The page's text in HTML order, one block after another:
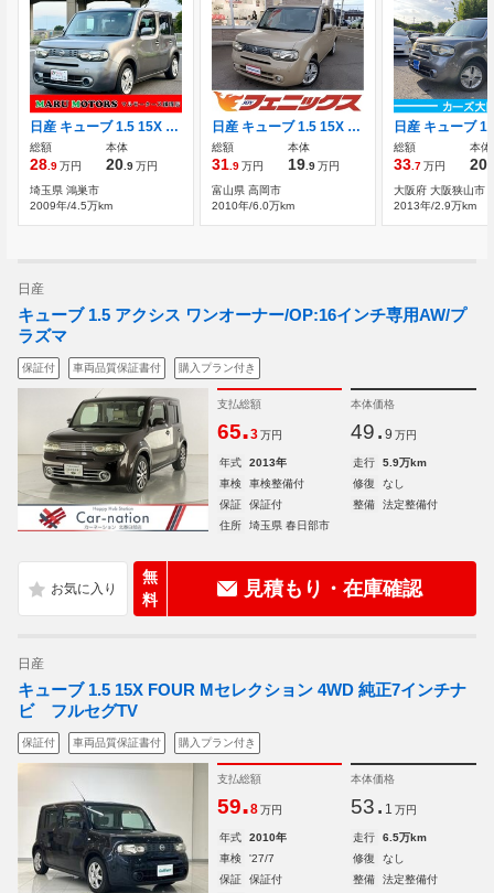
日産 キューブ 1.5 15X Mセレクション 格納ミラー インテリキー
総額
28.9万円
本体
20.9万円
埼玉県 鴻巣市
2009年/4.5万km
日産 キューブ 1.5 15X Vセレクション コーナソナー 純正HDDナビ フルセグTV
総額
31.9万円
本体
19.9万円
富山県 高岡市
2010年/6.0万km
日産 キューブ
総額
33.7万円
本体
20
大阪府 大阪狭山市
2013年/2.9万km
日産
キューブ 1.5 アクシス ワンオーナー/OP:16インチ専用AW/プ
ラズマ
保証付 車両品質保証書付 購入プラン付き
支払総額
65.3 万円
本体価格
49. 9 万円
年式 2013年 走行
5.9万km
車検
車検整備付 修復
なし
保証
保証付 整備
法定整備付
住所
埼玉県 春日部市
無
料
見積もり・在庫確認
日産
キューブ 1.5 15X FOUR Mセレクション 4WD 純正7インチナ
ビ フルセグTV
保証付 車両品質保証書付 購入プラン付き
支払総額
59.8 万円
本体価格
53. 1 万円
年式 2010年 走行
6.5万km
車検
'27/7 修復
なし
保証
保証付 整備
法定整備付